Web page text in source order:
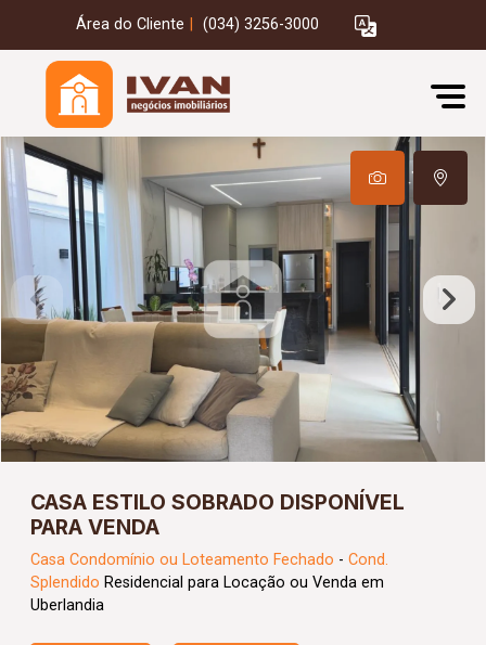
Área do Cliente (034) 3256-3000
CASA ESTILO SOBRADO DISPONÍVEL
PARA VENDA
Casa Condomínio ou Loteamento Fechado - Cond.
Splendido Residencial para Locação ou Venda em
Uberlandia